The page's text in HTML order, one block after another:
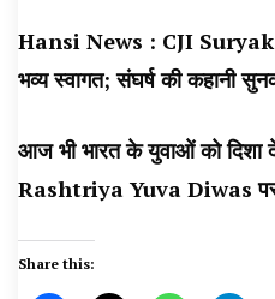
Hansi News : CJI
भव्य स्वागत; संघर्ष की कहानी
आज भी भारत के युवाओं को दिशा
Rashtriya Yuva Diwas
Share this: